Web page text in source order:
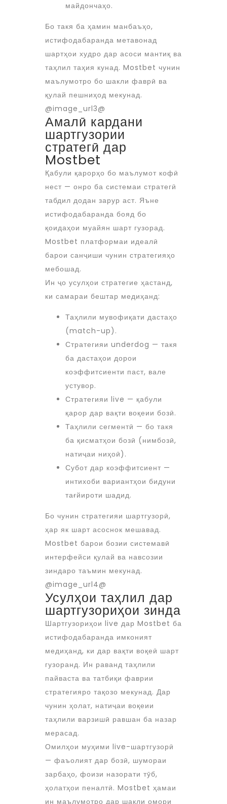
майдончаҳо.
Бо такя ба ҳамин манбаъҳо,
истифодабаранда метавонад
шартҳои худро дар асоси мантиқ ва
таҳлил таҳия кунад. Mostbet чунин
маълумотро бо шакли фаврӣ ва
қулай пешниҳод мекунад.
@image_url3@
Амалӣ кардани
шартгузории
стратегӣ дар
Mostbet
Қабули қарорҳо бо маълумот кофӣ
нест — онро ба системаи стратегӣ
табдил додан зарур аст. Яъне
истифодабаранда бояд бо
қоидаҳои муайян шарт гузорад.
Mostbet платформаи идеалӣ
барои санҷиши чунин стратегияҳо
мебошад.
Ин ҷо усулҳои стратегие ҳастанд,
ки самараи бештар медиҳанд:
Таҳлили мувофиқати дастаҳо
(match-up).
Стратегияи underdog — такя
ба дастаҳои дорои
коэффитсиенти паст, вале
устувор.
Стратегияи live — қабули
қарор дар вақти воқеии бозӣ.
Таҳлили сегментӣ — бо такя
ба қисматҳои бозӣ (нимбозӣ,
натиҷаи ниҳоӣ).
Субот дар коэффитсиент —
интихоби вариантҳои бидуни
тағйироти шадид.
Бо чунин стратегияи шартгузорӣ,
ҳар як шарт асоснок мешавад.
Mostbet барои бозии системавӣ
интерфейси қулай ва навсозии
зиндаро таъмин мекунад.
@image_url4@
Усулҳои таҳлил дар
шартгузориҳои зинда
Шартгузориҳои live дар Mostbet ба
истифодабаранда имконият
медиҳанд, ки дар вақти воқеӣ шарт
гузоранд. Ин раванд таҳлили
пайваста ва татбиқи фаврии
стратегияро тақозо мекунад. Дар
чунин ҳолат, натиҷаи воқеии
таҳлили варзишӣ равшан ба назар
мерасад.
Омилҳои муҳими live-шартгузорӣ
— фаъолият дар бозӣ, шумораи
зарбаҳо, фоизи назорати тӯб,
ҳолатҳои пеналтӣ. Mostbet ҳамаи
ин маълумотро дар шакли омори